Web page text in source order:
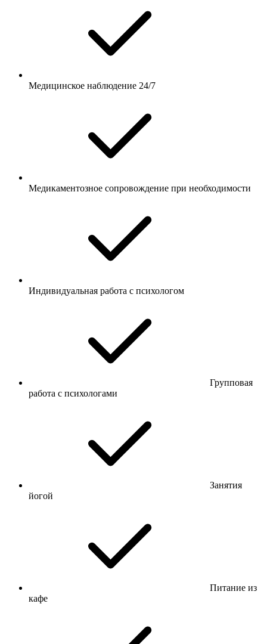
Медицинское наблюдение 24/7
Медикаментозное сопровождение при необходимости
Индивидуальная работа с психологом
Групповая
работа с психологами
Занятия
йогой
Питание из
кафе